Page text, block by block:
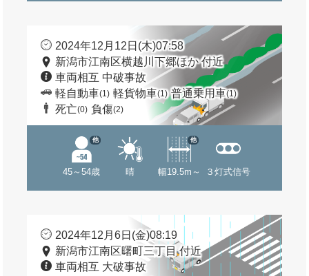
2024年12月12日(木)07:58
新潟市江南区横越川下郷ほか 付近
車両相互 中破事故
軽自動車(1) 軽貨物車(1) 普通乗用車(1)
死亡(0) 負傷(2)
45～54歳
他
晴 幅19.5m～
他
３灯式信号
2024年12月6日(金)08:19
新潟市江南区曙町三丁目 付近
車両相互 大破事故